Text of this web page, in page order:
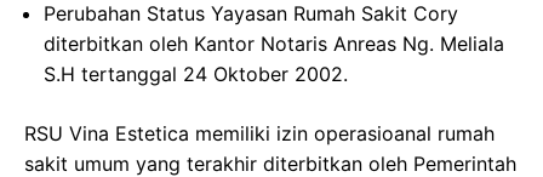
Perubahan Status Yayasan Rumah Sakit Cory
diterbitkan oleh Kantor Notaris Anreas Ng. Meliala
S.H tertanggal 24 Oktober 2002.
RSU Vina Estetica memiliki izin operasioanal rumah
sakit umum yang terakhir diterbitkan oleh Pemerintah